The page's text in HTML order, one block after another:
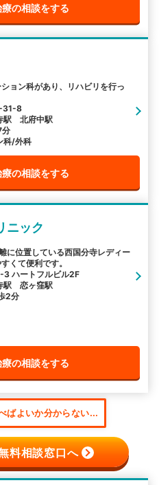
の相談をする
ョン科があり、リハビリを行っ
31-8
駅 北府中駅
分
科/外科
の相談をする
ニック
に位置している西国分寺レディー
くて便利です。
ハートフルビル2F
駅 恋ヶ窪駅
2分
の相談をする
ばよいか分からない...
料相談窓口へ